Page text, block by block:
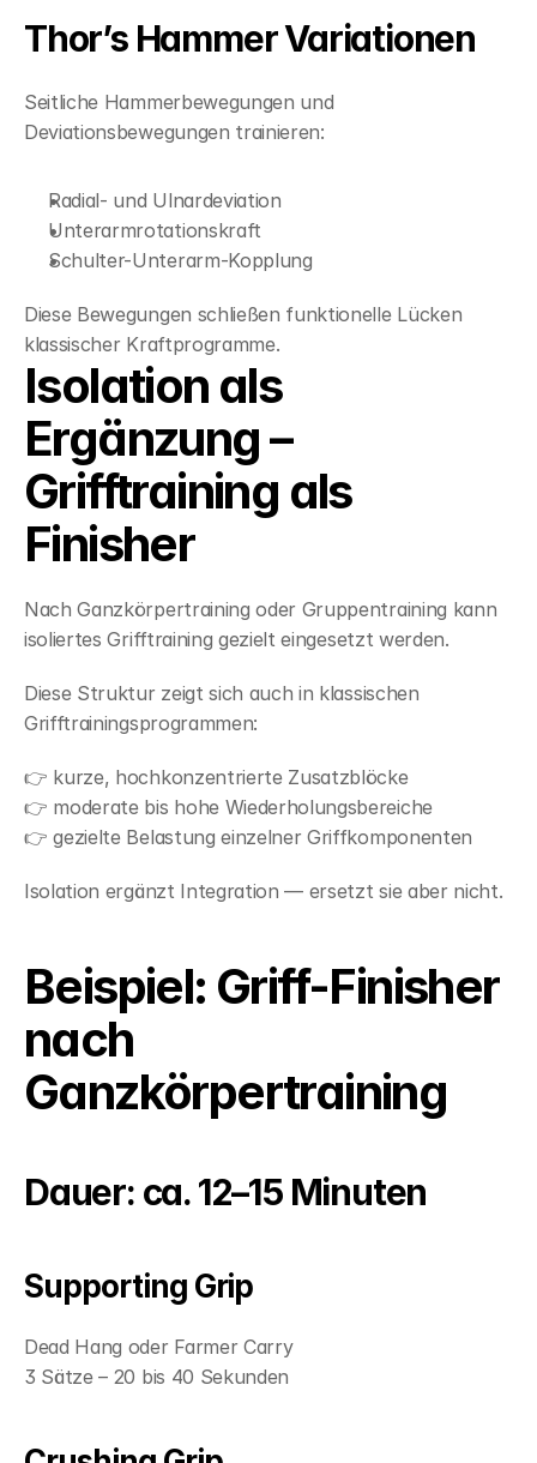
Thor’s Hammer Variationen
Seitliche Hammerbewegungen und
Deviationsbewegungen trainieren:
Radial- und Ulnardeviation
Unterarmrotationskraft
Schulter-Unterarm-Kopplung
Diese Bewegungen schließen funktionelle Lücken
klassischer Kraftprogramme.
Isolation als
Ergänzung –
Grifftraining als
Finisher
Nach Ganzkörpertraining oder Gruppentraining kann
isoliertes Grifftraining gezielt eingesetzt werden.
Diese Struktur zeigt sich auch in klassischen
Grifftrainingsprogrammen:
👉 kurze, hochkonzentrierte Zusatzblöcke
👉 moderate bis hohe Wiederholungsbereiche
👉 gezielte Belastung einzelner Griffkomponenten
Isolation ergänzt Integration — ersetzt sie aber nicht.
Beispiel: Griff-Finisher
nach
Ganzkörpertraining
Dauer: ca. 12–15 Minuten
Supporting Grip
Dead Hang oder Farmer Carry
3 Sätze – 20 bis 40 Sekunden